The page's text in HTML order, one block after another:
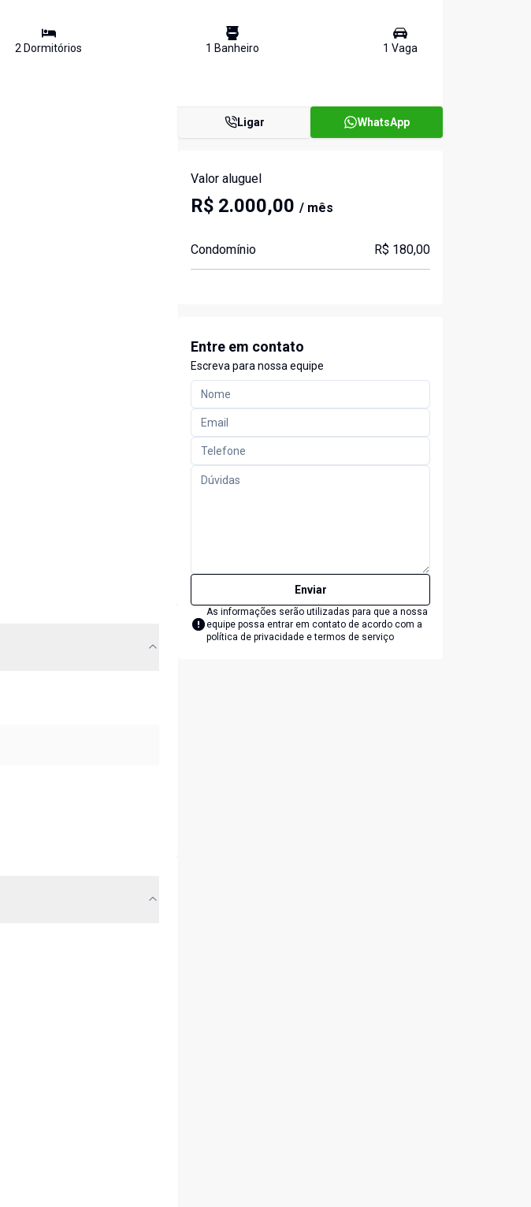
2 Dormitórios 1 Banheiro 1 Vaga
Ligar WhatsApp
Valor aluguel
R$ 2.000,00 / mês
Condomínio R$ 180,00
Entre em contato
Escreva para nossa equipe
Enviar
As informações serão utilizadas para que a nossa
equipe possa entrar em contato de acordo com a
política de privacidade e termos de serviço